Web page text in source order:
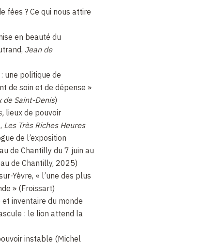
fées ? Ce qui nous attire
en beauté du
Jean de
une politique de
de soin et de dépense »
de Saint-Denis)
lieux de pouvoir
Les Très Riches Heures
de l’exposition
de Chantilly du 7 juin au
de Chantilly, 2025)
Yèvre, « l’une des plus
» (Froissart)
inventaire du monde
: le lion attend la
instable (Michel